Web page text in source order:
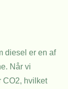
diesel er en af
Når vi
CO2, hvilket